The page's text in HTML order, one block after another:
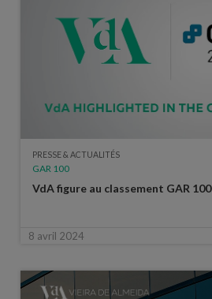
PRESSE & ACTUALITÉS
GAR 100
VdA figure au classement GAR 100
8 avril 2024